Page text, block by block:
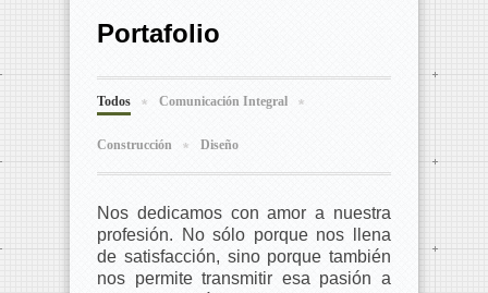
Portafolio
Todos Comunicación Integral
Construcción Diseño
Nos dedicamos con amor a nuestra
profesión. No sólo porque nos llena
de satisfacción, sino porque también
nos permite transmitir esa pasión a